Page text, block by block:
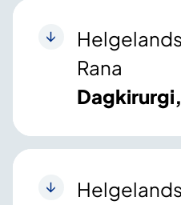
Rana